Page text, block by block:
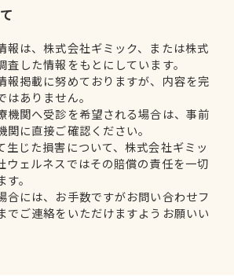
報は、株式会社ギミック、または株式
した情報をもとにしています。
報掲載に努めておりますが、内容を完
ありません。
機関へ受診を希望される場合は、事前
関に直接ご確認ください。
生じた損害について、株式会社ギミッ
ウェルネスではその賠償の責任を一切
。
合には、お手数ですがお問い合わせフ
でご連絡をいただけますようお願いい